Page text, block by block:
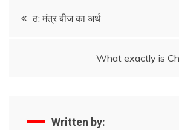
Post
ठ: मंत्र बीज का अर्थ
What exactly is
Written by: